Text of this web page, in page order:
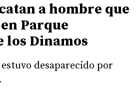
a hombre que
Parque
los Dinamos
desaparecido por